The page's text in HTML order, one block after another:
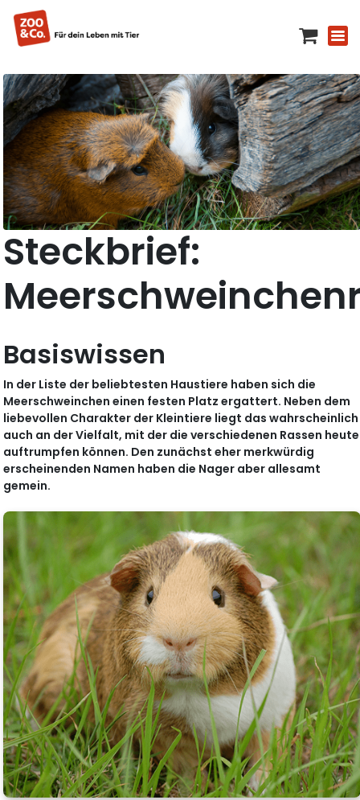
Steckbrief:
Basiswissen
In der Liste der beliebtesten Haustiere haben sich die
Meerschweinchen einen festen Platz ergattert. Neben dem
liebevollen Charakter der Kleintiere liegt das wahrscheinlich
auch an der Vielfalt, mit der die verschiedenen Rassen heute
auftrumpfen können. Den zunächst eher merkwürdig
erscheinenden Namen haben die Nager aber allesamt
gemein.